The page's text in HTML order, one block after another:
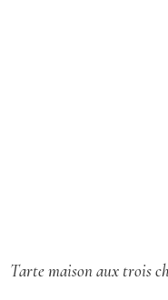
Tarte maison aux trois